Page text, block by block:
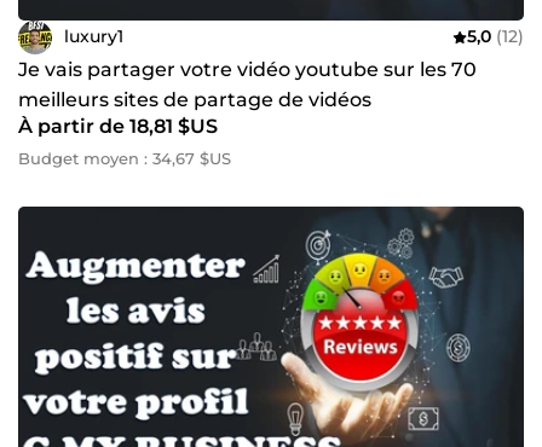
luxury1 5,0 (12)
Je vais partager votre vidéo youtube sur les 70
meilleurs sites de partage de vidéos
À partir de 18,81 $US
Budget moyen : 34,67 $US